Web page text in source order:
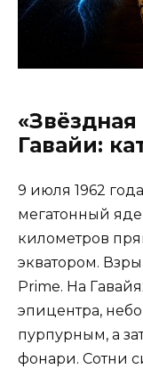
Гавайи:
9 июля 1962
мегатонный
километров
экватором.
Prime. На
эпицентра,
пурпурным, а
фонари. Сотни